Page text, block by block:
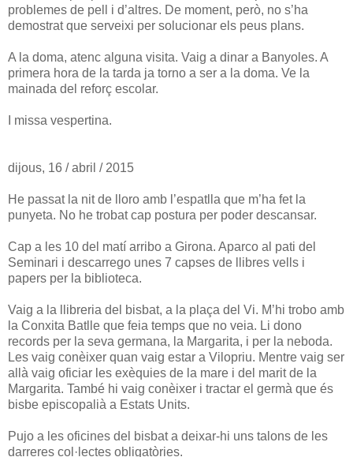
problemes de pell i d’altres. De moment, però, no s’ha
demostrat que serveixi per solucionar els peus plans.
A la doma, atenc alguna visita. Vaig a dinar a Banyoles. A
primera hora de la tarda ja torno a ser a la doma. Ve la
mainada del reforç escolar.
I missa vespertina.
dijous, 16 / abril / 2015
He passat la nit de lloro amb l’espatlla que m’ha fet la
punyeta. No he trobat cap postura per poder descansar.
Cap a les 10 del matí arribo a Girona. Aparco al pati del
Seminari i descarrego unes 7 capses de llibres vells i
papers per la biblioteca.
Vaig a la llibreria del bisbat, a la plaça del Vi. M’hi trobo amb
la Conxita Batlle que feia temps que no veia. Li dono
records per la seva germana, la Margarita, i per la neboda.
Les vaig conèixer quan vaig estar a Vilopriu. Mentre vaig ser
allà vaig oficiar les exèquies de la mare i del marit de la
Margarita. També hi vaig conèixer i tractar el germà que és
bisbe episcopalià a Estats Units.
Pujo a les oficines del bisbat a deixar-hi uns talons de les
darreres col·lectes obligatòries.